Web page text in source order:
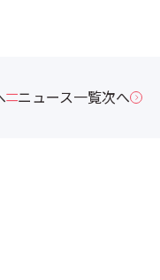
ニュース一覧次へ